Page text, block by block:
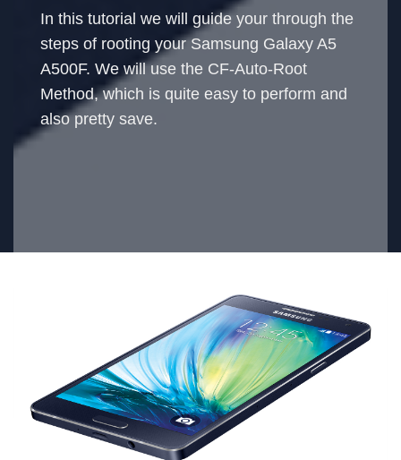
In this tutorial we will guide your through the
steps of rooting your Samsung Galaxy A5
A500F. We will use the CF-Auto-Root
Method, which is quite easy to perform and
also pretty save.